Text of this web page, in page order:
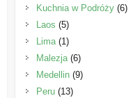
Kuchnia w Podróży(6)
Laos (5)
Lima(1)
Malezja(6)
Medellin(9)
Peru(13)